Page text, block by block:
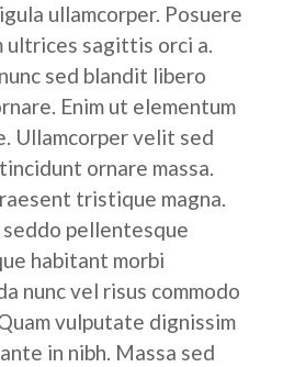
ullamcorper. Posuere
ultrices sagittis orci a.
sed blandit libero
Enim ut elementum
Ullamcorper velit sed
ornare massa.
tristique magna.
pellentesque
habitant morbi
nunc vel risus commodo
vulputate dignissim
in nibh. Massa sed